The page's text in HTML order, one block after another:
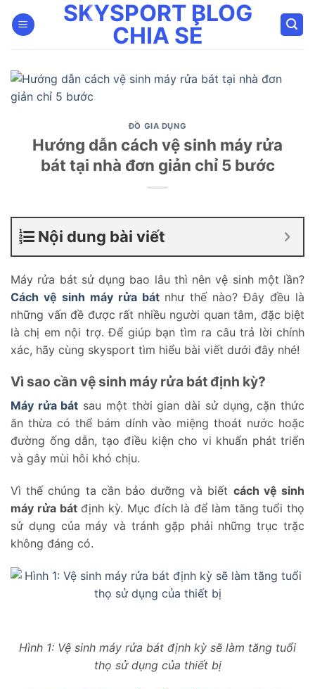
qua
SKYSPORT BLOG
CHIA SẺ
ĐỒ GIA DỤNG
Hướng dẫn cách vệ sinh máy rửa
bát tại nhà đơn giản chỉ 5 bước
Nội dung bài viết
Máy rửa bát sử dụng bao lâu thì nên vệ sinh một lần?
Cách vệ sinh máy rửa bátnhư thế nào? Đây đều là
những vấn đề được rất nhiều người quan tâm, đặc biệt
là chị em nội trợ. Để giúp bạn tìm ra câu trả lời chính
xác, hãy cùng skysport tìm hiểu bài viết dưới đây nhé!
Vì sao cần vệ sinh máy rửa bát định kỳ?
Máy rửa bát sau một thời gian dài sử dụng, cặn thức
ăn thừa có thể bám dính vào miệng thoát nước hoặc
đường ống dẫn, tạo điều kiện cho vi khuẩn phát triển
và gây mùi hôi khó chịu.
Vì thế chúng ta cần bảo dưỡng và biết cách vệ sinh
máy rửa bátđịnh kỳ. Mục đích là để làm tăng tuổi thọ
sử dụng của máy và tránh gặp phải những trục trặc
không đáng có.
Hình 1: Vệ sinh máy rửa bát định kỳ sẽ làm tăng tuổi
thọ sử dụng của thiết bị